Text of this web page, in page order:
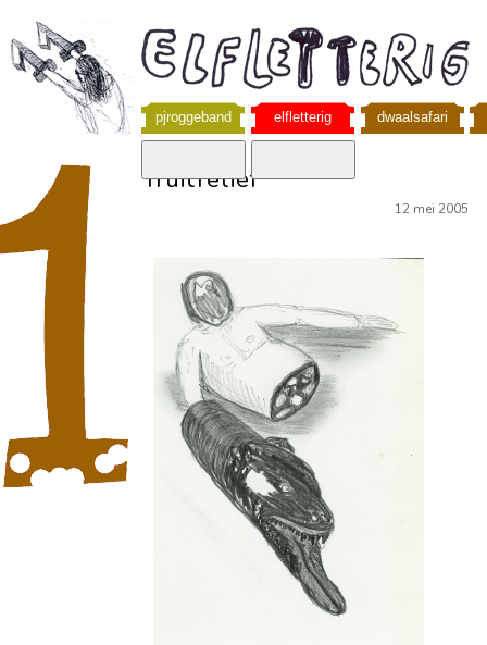
pjroggeband elfletterig dwaalsafari
fruitreliëf
12 mei 2005